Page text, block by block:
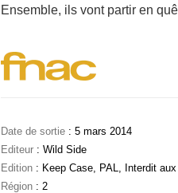
Ensemble, ils vont partir en
Date de sortie : 5 mars 2014
Editeur : Wild Side
Edition : Keep Case, PAL, Interdit
Région : 2